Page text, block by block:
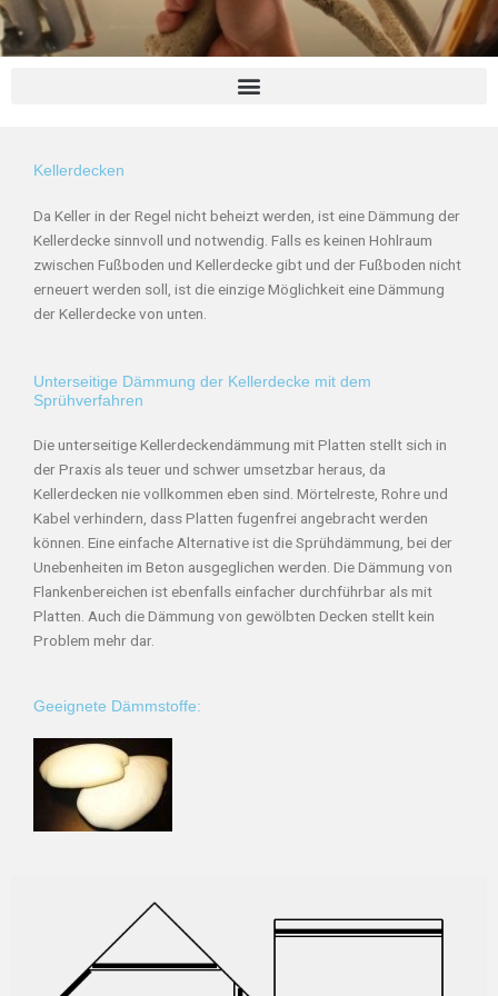
Kellerdecken
Da Keller in der Regel nicht beheizt werden, ist eine Dämmung der
Kellerdecke sinnvoll und notwendig. Falls es keinen Hohlraum
zwischen Fußboden und Kellerdecke gibt und der Fußboden nicht
erneuert werden soll, ist die einzige Möglichkeit eine Dämmung
der Kellerdecke von unten.
Unterseitige Dämmung der Kellerdecke mit dem
Sprühverfahren
Die unterseitige Kellerdeckendämmung mit Platten stellt sich in
der Praxis als teuer und schwer umsetzbar heraus, da
Kellerdecken nie vollkommen eben sind. Mörtelreste, Rohre und
Kabel verhindern, dass Platten fugenfrei angebracht werden
können. Eine einfache Alternative ist die Sprühdämmung, bei der
Unebenheiten im Beton ausgeglichen werden. Die Dämmung von
Flankenbereichen ist ebenfalls einfacher durchführbar als mit
Platten. Auch die Dämmung von gewölbten Decken stellt kein
Problem mehr dar.
Geeignete Dämmstoffe: